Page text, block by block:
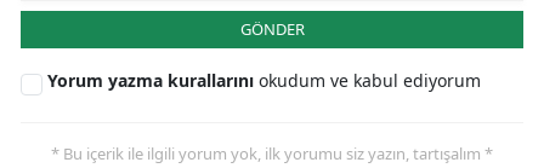
GÖNDER
Yorum yazma kurallarını okudum ve kabul ediyorum
* Bu içerik ile ilgili yorum yok, ilk yorumu siz yazın, tartışalım *